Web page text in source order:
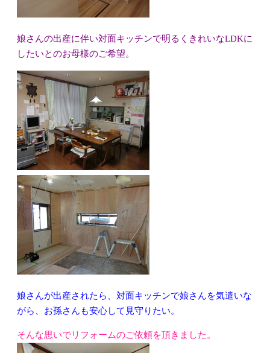
娘さんの出産に伴い対面キッチンで明るくきれいなLDKに
したいとのお母様のご希望。
娘さんが出産されたら、対面キッチンで娘さんを気遣いな
がら、お孫さんも安心して見守りたい。
そんな思いでリフォームのご依頼を頂きました。